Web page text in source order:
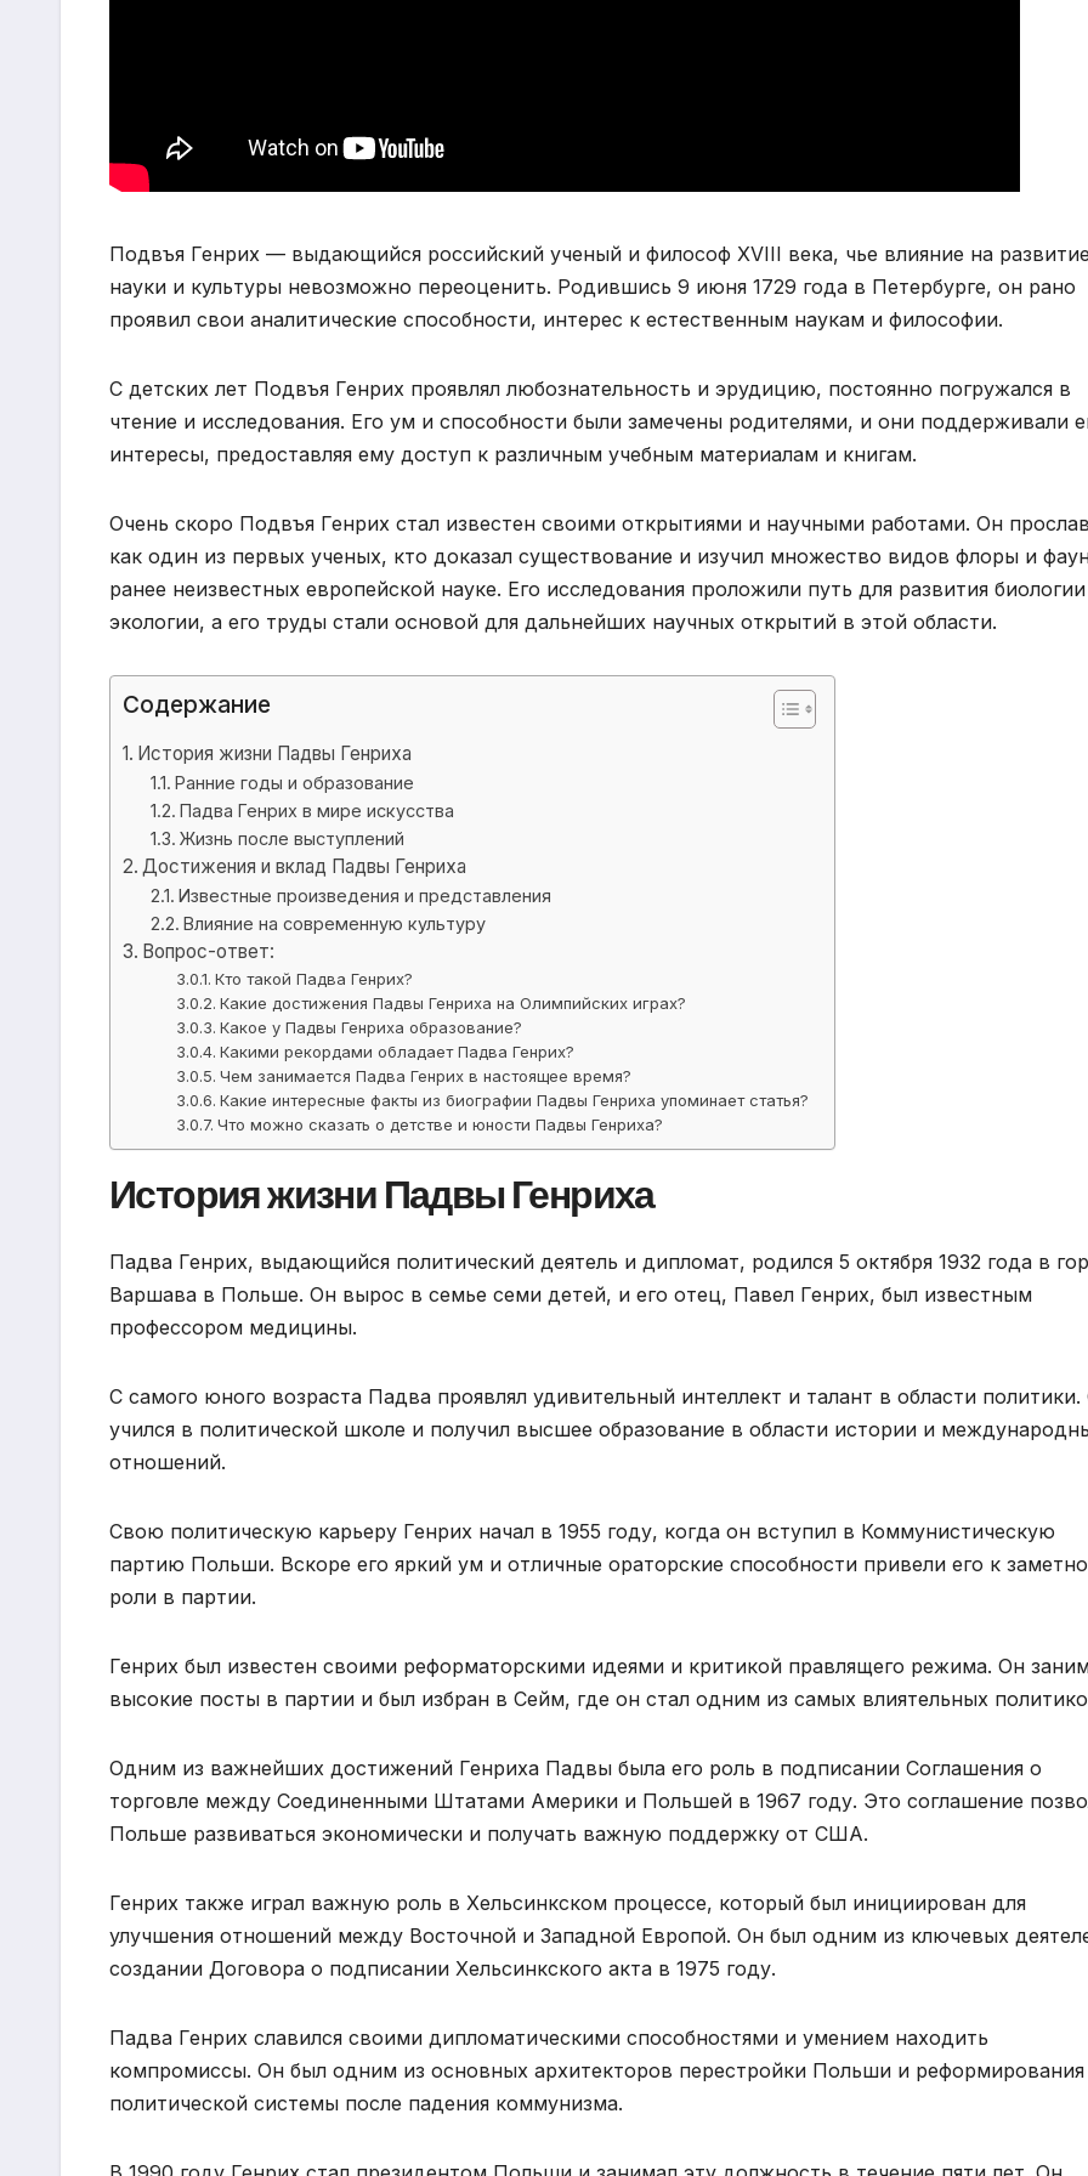
Подвъя Генрих — выдающийся российский ученый и философ XVIII века, чье влияние на развитие
науки и культуры невозможно переоценить. Родившись 9 июня 1729 года в Петербурге, он рано
проявил свои аналитические способности, интерес к естественным наукам и философии.
С детских лет Подвъя Генрих проявлял любознательность и эрудицию, постоянно погружался в
чтение и исследования. Его ум и способности были замечены родителями, и они поддерживали
интересы, предоставляя ему доступ к различным учебным материалам и книгам.
Очень скоро Подвъя Генрих стал известен своими открытиями и научными работами. Он
как один из первых ученых, кто доказал существование и изучил множество видов флоры и
ранее неизвестных европейской науке. Его исследования проложили путь для развития
экологии, а его труды стали основой для дальнейших научных открытий в этой области.
Содержание
История жизни Падвы Генриха
Ранние годы и образование
Падва Генрих в мире искусства
Жизнь после выступлений
Достижения и вклад Падвы Генриха
Известные произведения и представления
Влияние на современную культуру
Вопрос-ответ:
Кто такой Падва Генрих?
Какие достижения Падвы Генриха на Олимпийских играх?
Какое у Падвы Генриха образование?
Какими рекордами обладает Падва Генрих?
Чем занимается Падва Генрих в настоящее время?
Какие интересные факты из биографии Падвы Генриха упоминает статья?
Что можно сказать о детстве и юности Падвы Генриха?
История жизни Падвы Генриха
Падва Генрих, выдающийся политический деятель и дипломат, родился 5 октября 1932 года в
Варшава в Польше. Он вырос в семье семи детей, и его отец, Павел Генрих, был известным
профессором медицины.
С самого юного возраста Падва проявлял удивительный интеллект и талант в области
учился в политической школе и получил высшее образование в области истории и
отношений.
Свою политическую карьеру Генрих начал в 1955 году, когда он вступил в Коммунистическую
партию Польши. Вскоре его яркий ум и отличные ораторские способности привели его к
роли в партии.
Генрих был известен своими реформаторскими идеями и критикой правлящего режима. Он
высокие посты в партии и был избран в Сейм, где он стал одним из самых влиятельных
Одним из важнейших достижений Генриха Падвы была его роль в подписании Соглашения о
торговле между Соединенными Штатами Америки и Польшей в 1967 году. Это соглашение
Польше развиваться экономически и получать важную поддержку от США.
Генрих также играл важную роль в Хельсинкском процессе, который был инициирован для
улучшения отношений между Восточной и Западной Европой. Он был одним из ключевых
создании Договора о подписании Хельсинкского акта в 1975 году.
Падва Генрих славился своими дипломатическими способностями и умением находить
компромиссы. Он был одним из основных архитекторов перестройки Польши и реформирования
политической системы после падения коммунизма.